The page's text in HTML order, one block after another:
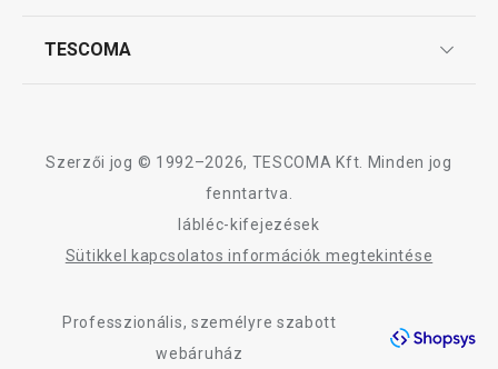
Reklamáció és termékvisszaküldés
TESCOMA
Adatkezelési Tájékoztató
Szerzői jog © 1992–2026, TESCOMA Kft. Minden jog
fenntartva.
lábléc-kifejezések
Sütikkel kapcsolatos információk megtekintése
Professzionális, személyre szabott
webáruház